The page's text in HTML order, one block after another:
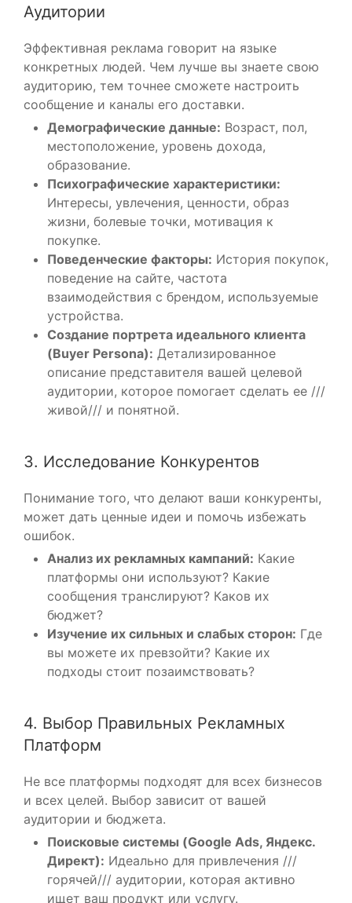
Аудитории
Эффективная реклама говорит на языке
конкретных людей. Чем лучше вы знаете свою
аудиторию, тем точнее сможете настроить
сообщение и каналы его доставки.
Демографические данные: Возраст, пол,
местоположение, уровень дохода,
образование.
Психографические характеристики:
Интересы, увлечения, ценности, образ
жизни, болевые точки, мотивация к
покупке.
Поведенческие факторы: История покупок,
поведение на сайте, частота
взаимодействия с брендом, используемые
устройства.
Создание портрета идеального клиента
(Buyer Persona): Детализированное
описание представителя вашей целевой
аудитории, которое помогает сделать ее ///
живой/// и понятной.
3. Исследование Конкурентов
Понимание того, что делают ваши конкуренты,
может дать ценные идеи и помочь избежать
ошибок.
Анализ их рекламных кампаний: Какие
платформы они используют? Какие
сообщения транслируют? Каков их
бюджет?
Изучение их сильных и слабых сторон: Где
вы можете их превзойти? Какие их
подходы стоит позаимствовать?
4. Выбор Правильных Рекламных
Платформ
Не все платформы подходят для всех бизнесов
и всех целей. Выбор зависит от вашей
аудитории и бюджета.
Поисковые системы (Google Ads, Яндекс.
Директ): Идеально для привлечения ///
горячей/// аудитории, которая активно
ищет ваш продукт или услугу.